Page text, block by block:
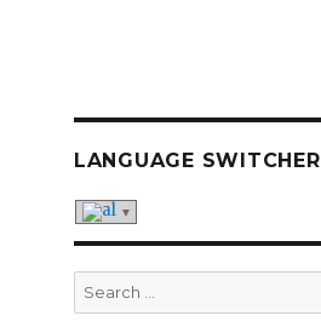
LANGUAGE SWITCHER
Search
for: